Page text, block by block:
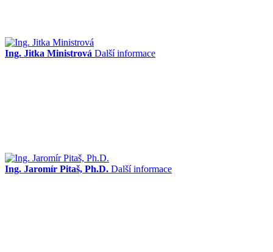
Ing. Jitka Ministrová Další informace
Ing. Jaromír Pitaš, Ph.D. Další informace